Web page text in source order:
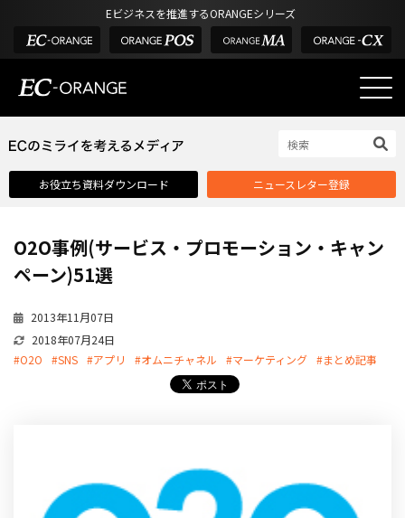
Eビジネスを推進するORANGEシリーズ
選ばれる理由
課題解決例
機能一覧
外部サービス連携
インフラ環境・サポート
ショッピングモール型 EC
マルチテナント、マルチブランドなど
お役立ち資料ダウンロード ニュースレター登録
O2O事例(サービス・プロモーション・キャン
ペーン)51選
2013年11月07日
2018年07月24日
#O2O
#SNS #アプリ #オムニチャネル #マーケティング #まとめ記事